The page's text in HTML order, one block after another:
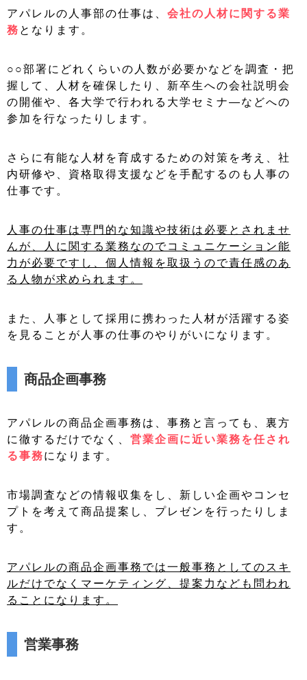
アパレルの人事部の仕事は、 会社の人材に関する業
務 となります。
○○部署にどれくらいの人数が必要かなどを調査・把
握して、人材を確保したり、新卒生への会社説明会
の開催や、各大学で行われる大学セミナ―などへの
参加を行なったりします。
さらに有能な人材を育成するための対策を考え、社
内研修や、資格取得支援などを手配するのも人事の
仕事です。
人事の仕事は専門的な知識や技術は必要とされませ
んが、人に関する業務なのでコミュニケーション能
力が必要ですし、個人情報を取扱うので責任感のあ
る人物が求められます。
また、人事として採用に携わった人材が活躍する姿
を見ることが人事の仕事のやりがいになります。
商品企画事務
アパレルの商品企画事務は、事務と言っても、裏方
に徹するだけでなく、 営業企画に近い業務を任され
る事務になります。
市場調査などの情報収集をし、新しい企画やコンセ
プトを考えて商品提案し、プレゼンを行ったりしま
す。
アパレルの商品企画事務では一般事務としてのスキ
ルだけでなくマーケティング、提案力なども問われ
ることになります。
営業事務